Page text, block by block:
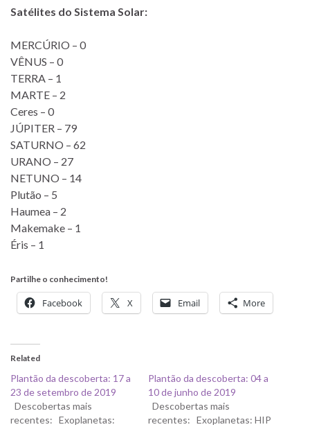
Satélites do Sistema Solar:
MERCÚRIO – 0
VÊNUS – 0
TERRA – 1
MARTE – 2
Ceres – 0
JÚPITER – 79
SATURNO – 62
URANO – 27
NETUNO – 14
Plutão – 5
Haumea – 2
Makemake – 1
Éris – 1
Partilhe o conhecimento!
Facebook X Email More
Related
Plantão da descoberta: 17 a
23 de setembro de 2019
Descobertas mais
recentes: Exoplanetas:
Plantão da descoberta: 04 a
10 de junho de 2019
Descobertas mais
recentes: Exoplanetas: HIP